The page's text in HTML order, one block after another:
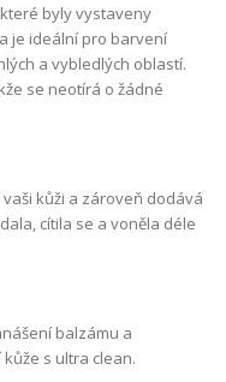
byly vystaveny
je ideální pro barvení
a vybledlých oblastí.
se neotírá o žádné
kůži a zároveň dodává
cítila se a voněla déle
balzámu a
s ultra clean.